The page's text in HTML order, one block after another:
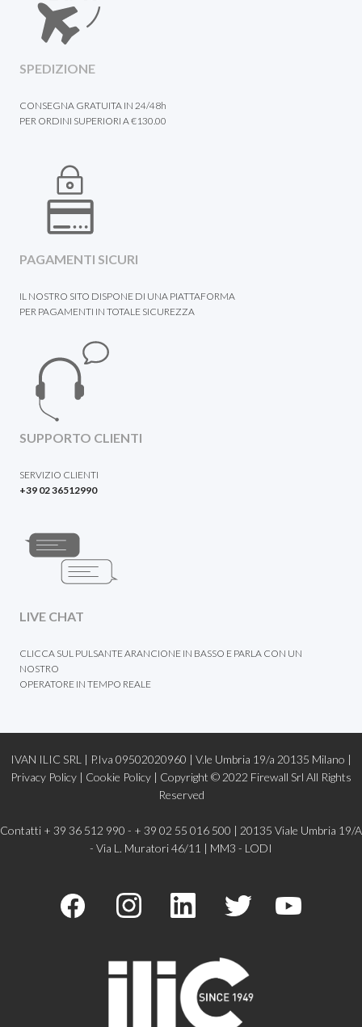
SPEDIZIONE
CONSEGNA GRATUITA IN 24/48h
PER ORDINI SUPERIORI A €130.00
PAGAMENTI SICURI
IL NOSTRO SITO DISPONE DI UNA PIATTAFORMA
PER PAGAMENTI IN TOTALE SICUREZZA
SUPPORTO CLIENTI
SERVIZIO CLIENTI
+39 02 36512990
LIVE CHAT
CLICCA SUL PULSANTE ARANCIONE IN BASSO E PARLA CON UN
NOSTRO
OPERATORE IN TEMPO REALE
IVAN ILIC SRL | P.Iva 09502020960 | V.le Umbria 19/a 20135 Milano |
Privacy Policy | Cookie Policy | Copyright © 2022 Firewall Srl All Rights
Reserved
Contatti + 39 36 512 990 - + 39 02 55 016 500 | 20135 Viale Umbria 19/A
- Via L. Muratori 46/11 | MM3 - LODI